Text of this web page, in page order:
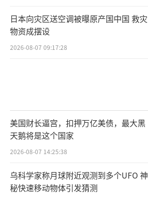
日本向灾区送空调被曝原产国中国 救灾
物资成摆设
2026-08-07 09:17:28
美国财长逼宫，扣押万亿美债，最大黑
天鹅将是这个国家
2026-08-07 14:25:38
乌科学家称月球附近观测到多个UFO 神
秘快速移动物体引发猜测